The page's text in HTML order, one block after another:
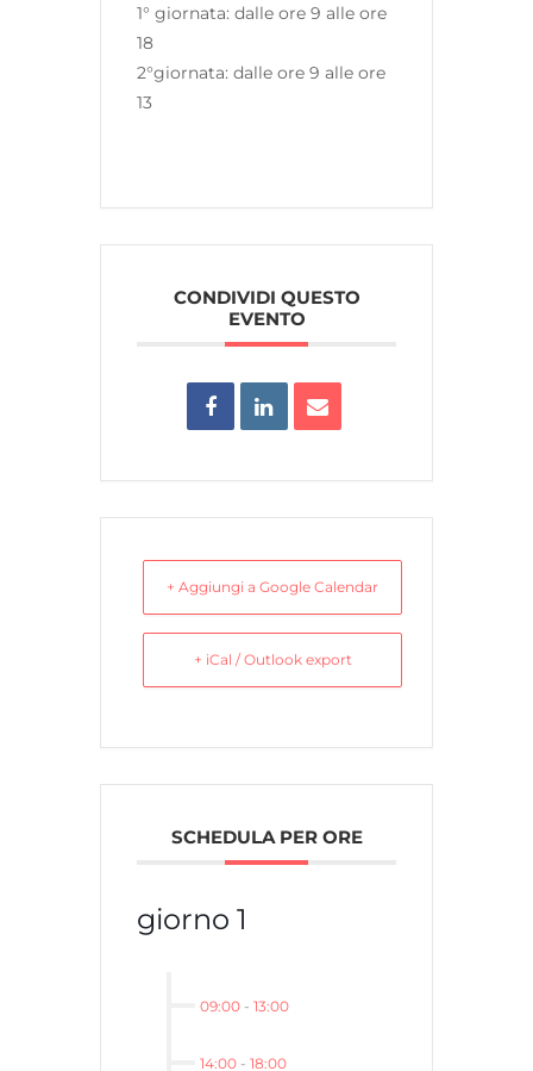
1° giornata: dalle ore 9 alle ore
18
2°giornata: dalle ore 9 alle ore
13
CONDIVIDI QUESTO
EVENTO
+ Aggiungi a Google Calendar
+ iCal / Outlook export
SCHEDULA PER ORE
giorno 1
09:00 - 13:00
14:00 - 18:00